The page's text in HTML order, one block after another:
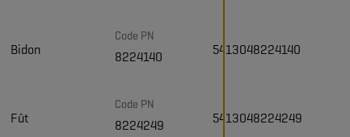
Bidon
Code PN
8224140 5413048224140
Fût
Code PN
8224249 5413048224249